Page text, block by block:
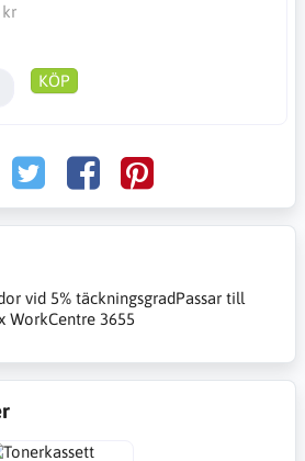
kr
KÖP
vid 5% täckningsgradPassar till
WorkCentre 3655